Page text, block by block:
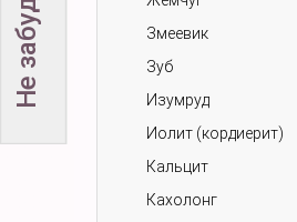
Змеевик
Зуб
Изумруд
Иолит (кордиерит)
Кальцит
Кахолонг